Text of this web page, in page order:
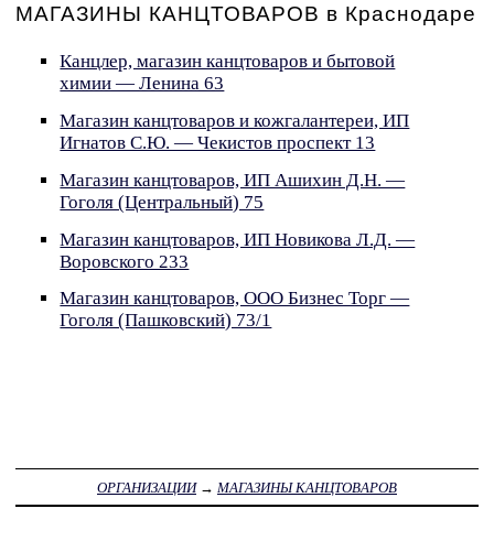
МАГАЗИНЫ КАНЦТОВАРОВ в Краснодаре
Канцлер, магазин канцтоваров и бытовой
химии — Ленина 63
Магазин канцтоваров и кожгалантереи, ИП
Игнатов С.Ю. — Чекистов проспект 13
Магазин канцтоваров, ИП Ашихин Д.Н. —
Гоголя (Центральный) 75
Магазин канцтоваров, ИП Новикова Л.Д. —
Воровского 233
Магазин канцтоваров, ООО Бизнес Торг —
Гоголя (Пашковский) 73/1
ОРГАНИЗАЦИИ→ МАГАЗИНЫ КАНЦТОВАРОВ